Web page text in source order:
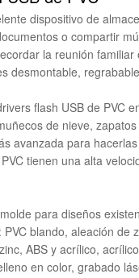
dispositivo de
o compartir
la reunión familiar
desmontable,
flash USB de PVC
de nieve,
avanzada para
tienen una alta
para diseños
blando, aleación de
ABS y acrílico,
en color, grabado